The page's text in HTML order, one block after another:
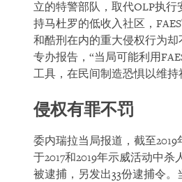
立的特警部队，取代OLP执行
持马杜罗的低收入社区，
和酷刑在内的重大侵权行为
专办报告，“当局可能利用
工具，在民间制造恐惧以维持
侵权有罪不罚
委内瑞拉当局报道，截至
于2017和2019年示威活动中杀
被逮捕，另发出33份逮捕令。